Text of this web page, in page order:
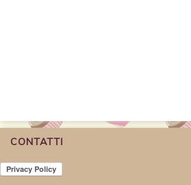
CONTATTI